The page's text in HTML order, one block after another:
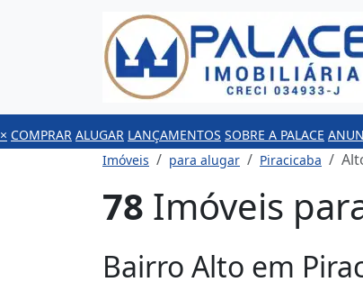
× COMPRAR ALUGAR LANÇAMENTOS SOBRE A PALACE
Imóveis
para alugar Piracicaba
78 Imóveis
Bairro Alto em